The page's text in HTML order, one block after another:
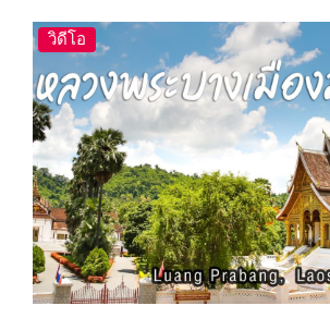
พระราชวังหรือหอคำ เดิมคือพระราช
ชีวิตสายหลวงพระบาง จึงเรียกอีกชื่อว่า วังเจ้ามหา
ชีวิต สร้างเมื่อ พ.ศ. 2447 ในสมัยเจ้ามหาชีวิตสว่าง
วงศ์ สืบทอดต่อมาถึงสมัยเจ้ามหาชีวิตศรีสว่างวัฒนา
พระมหากษัตริย์องค์สุดท้ายของลาว
วิดีโอ